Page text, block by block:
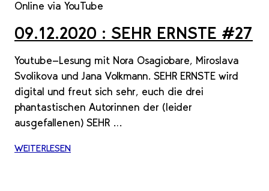
Online via YouTube
09.12.2020 : SEHR ERNSTE #27
Youtube-Lesung mit Nora Osagiobare, Miroslava
Svolikova und Jana Volkmann. SEHR ERNSTE wird
digital und freut sich sehr, euch die drei
phantastischen Autorinnen der (leider
ausgefallenen) SEHR …
WEITERLESEN